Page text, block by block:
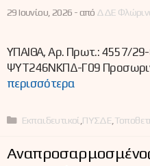
29 Ιουνίου, 2026 -από ΔΔΕ
ΥΠΑΙΘΑ, Αρ. Πρωτ.: 4557/
ΨΥΤ246ΝΚΠΔ-Γ09
περισσότερα
Κατηγορίες
Εκπαιδευτικοί ΠΥΣΔΕ